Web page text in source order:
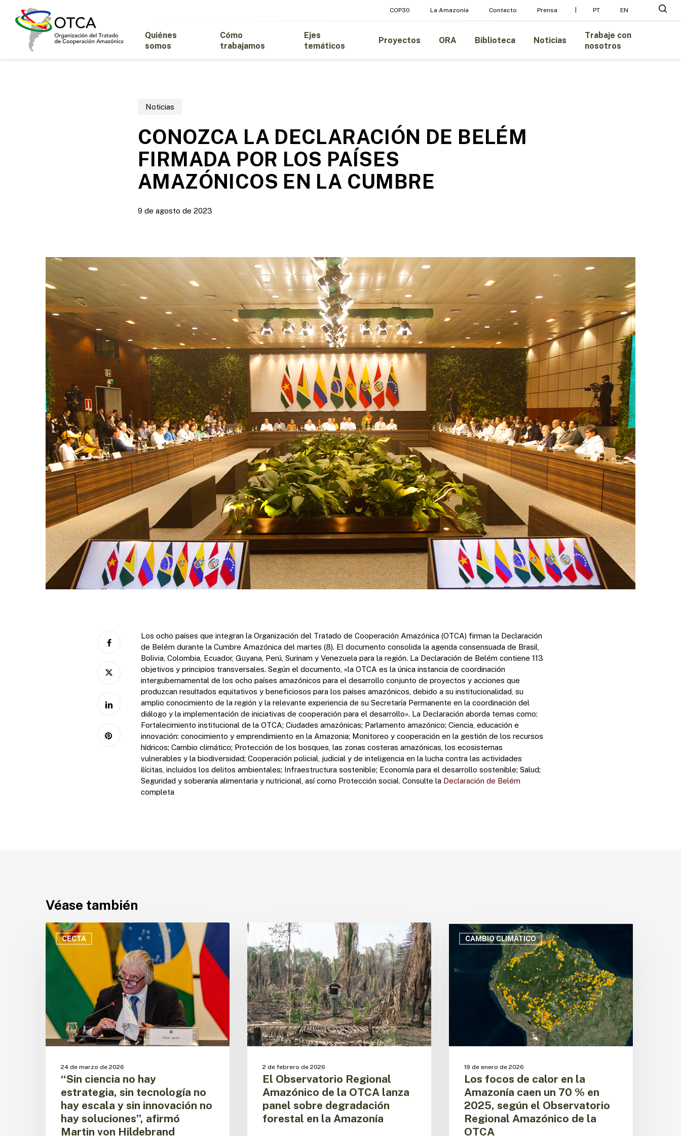
COP30 La Amazonía Contacto Prensa PT EN
Presione enter para buscar o ESC para cerrar
Quiénes
somos
Cómo
trabajamos
Ejes
temáticos
Proyectos ORA Biblioteca Noticias
Trabaje con
nosotros
Noticias
CONOZCA LA DECLARACIÓN DE BELÉM
FIRMADA POR LOS PAÍSES
AMAZÓNICOS EN LA CUMBRE
9 de agosto de 2023
Los ocho países que integran la Organización del Tratado de Cooperación Amazónica (OTCA) firman la Declaración
de Belém durante la Cumbre Amazónica del martes (8). El documento consolida la agenda consensuada de Brasil,
Bolivia, Colombia, Ecuador, Guyana, Perú, Surinam y Venezuela para la región. La Declaración de Belém contiene 113
objetivos y principios transversales. Según el documento, «la OTCA es la única instancia de coordinación
intergubernamental de los ocho países amazónicos para el desarrollo conjunto de proyectos y acciones que
produzcan resultados equitativos y beneficiosos para los países amazónicos, debido a su institucionalidad, su
amplio conocimiento de la región y la relevante experiencia de su Secretaría Permanente en la coordinación del
diálogo y la implementación de iniciativas de cooperación para el desarrollo». La Declaración aborda temas como:
Fortalecimiento institucional de la OTCA; Ciudades amazónicas; Parlamento amazónico; Ciencia, educación e
innovación: conocimiento y emprendimiento en la Amazonia; Monitoreo y cooperación en la gestión de los recursos
hídricos; Cambio climático; Protección de los bosques, las zonas costeras amazónicas, los ecosistemas
vulnerables y la biodiversidad; Cooperación policial, judicial y de inteligencia en la lucha contra las actividades
ilícitas, incluidos los delitos ambientales; Infraestructura sostenible; Economía para el desarrollo sostenible; Salud;
Seguridad y soberanía alimentaria y nutricional, así como Protección social. Consulte la Declaración de Belém
completa
Véase también
CECTA
“Sin
ciencia
estrategia,
hay
escala
y
soluciones”,
afirmó
Martin
24 de marzo de 2026
“Sin ciencia no hay
estrategia, sin tecnología no
hay escala y sin innovación no
hay soluciones”, afirmó
Martin von Hildebrand
BOSQUES
El
Observatorio
Regional
Amazónico
de
la
OTCA
lanza
panel
sobre
degradación
Amazonía
2 de febrero de 2026
El Observatorio Regional
Amazónico de la OTCA lanza
panel sobre degradación
forestal en la Amazonía
CAMBIO CLIMÁTICO
Los
focos
en
Observatorio
Regional
Amazónico
19 de enero de 2026
Los focos de calor en la
Amazonía caen un 70 % en
2025, según el Observatorio
Regional Amazónico de la
OTCA
Menu